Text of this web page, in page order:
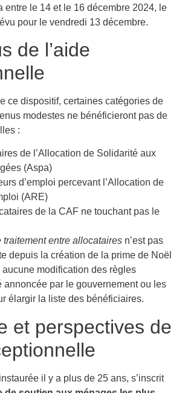
entre le 14 et le 16 décembre 2024, le
pour le vendredi 13 décembre.
de l’aide
ce dispositif, certaines catégories de
modestes ne bénéficieront pas de
:
de l’Allocation de Solidarité aux
(Aspa)
d’emploi percevant l’Allocation de
(ARE)
de la CAF ne touchant pas le
traitement entre allocataires n’est pas
depuis la création de la prime de Noël
aucune modification des règles
annoncée par le gouvernement ou les
élargir la liste des bénéficiaires.
et perspectives de
il y a plus de 25 ans, s’inscrit